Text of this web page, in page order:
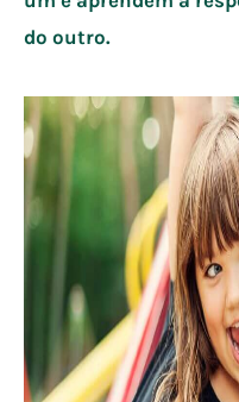
do outro.